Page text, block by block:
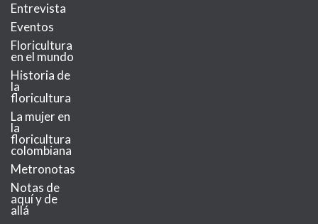
Entrevista
Eventos
Floricultura
en el mundo
Historia de
la
floricultura
La mujer en
la
floricultura
colombiana
Metronotas
Notas de
aquí y de
allá